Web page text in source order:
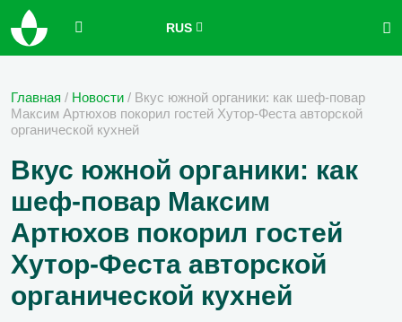
RUS
Главная / Новости / Вкус южной органики: как шеф-повар
Максим Артюхов покорил гостей Хутор-Феста авторской
органической кухней
Вкус южной органики: как
шеф-повар Максим
Артюхов покорил гостей
Хутор-Феста авторской
органической кухней